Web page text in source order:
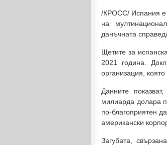
/КРОСС/ Испания е
на
данъчната
Щетите за
2021 година.
организация,
Данните
милиарда долара
по-благоприятен
американски
Загубата,